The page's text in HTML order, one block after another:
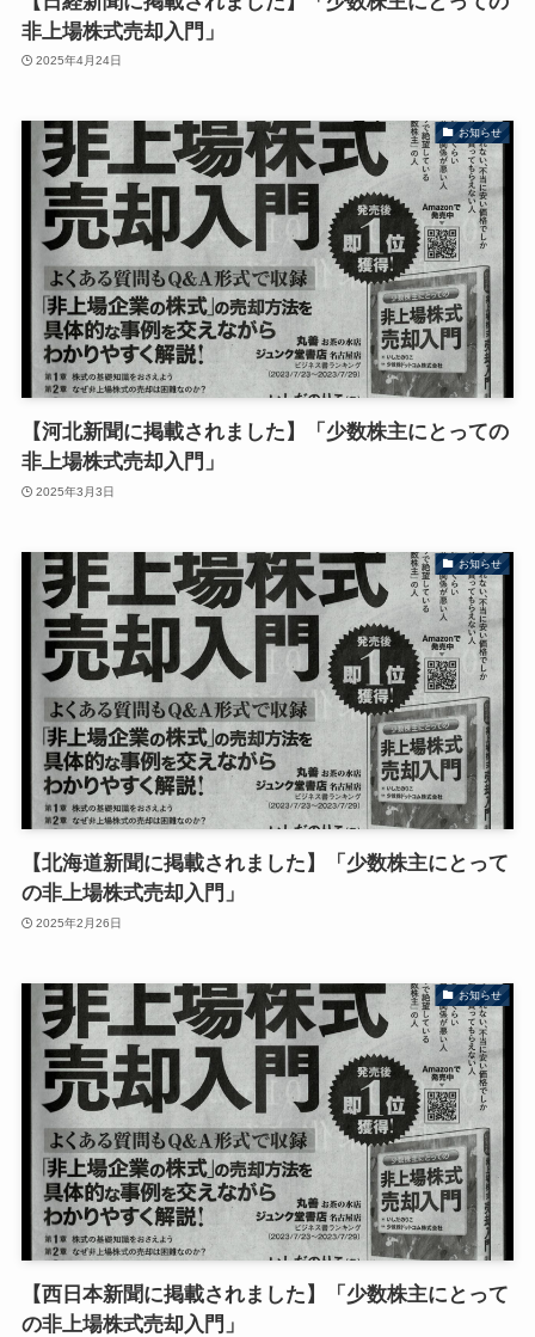
非上場株式売却入門」
2025年4月24日
お知らせ
【河北新聞に掲載されました】「少数株主にとっての
非上場株式売却入門」
2025年3月3日
お知らせ
【北海道新聞に掲載されました】「少数株主にとって
の非上場株式売却入門」
2025年2月26日
お知らせ
【西日本新聞に掲載されました】「少数株主にとって
の非上場株式売却入門」